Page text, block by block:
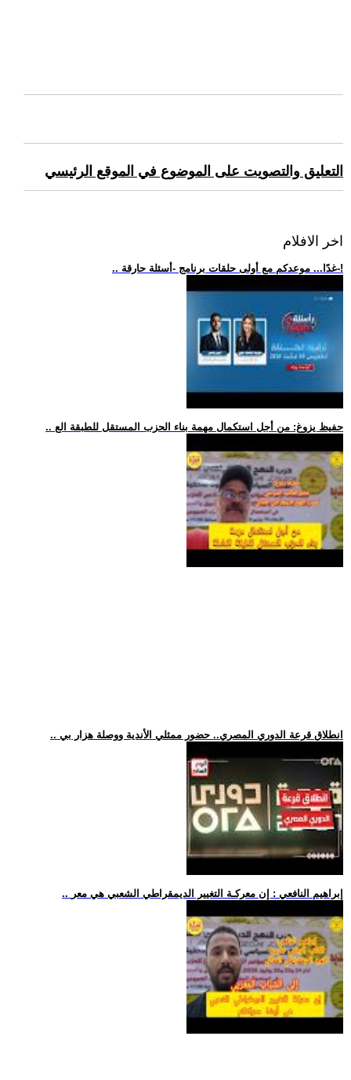
التعليق والتصويت على الموضوع في الموقع الرئيسي
اخر الافلام
.. غدًا... موعدكم مع أولى حلقات برنامج -أسئلة حارقة-!
.. حفيظ يزوغ: من أجل استكمال مهمة بناء الحزب المستقل للطبقة الع
.. انطلاق قرعة الدوري المصري.. حضور ممثلي الأندية ووصلة هزار بي
.. إبراهيم النافعي : إن معركـة التغيير الديمقراطي الشعبي هي معر